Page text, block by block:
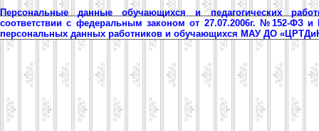
Персональные данные обучающихся и педагогических
соответствии с федеральным законом от 27.07.2006г. №152-ФЗ
персональных данных работников и обучающихся МАУ ДО